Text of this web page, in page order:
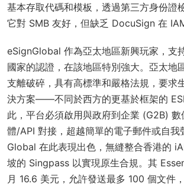
基本存取代碼和模板，透過第三方身份證
它對 SMB 友好，但缺乏 DocuSign 在
eSignGlobal 作為亞太地區新興玩家，支
國家的認證，在該地區特別強大。亞太地
支離破碎，具有高標準和嚴格法規，要求
決方案——不同於西方的更基於框架的
此，平台必須啟用與政府到企業 (G2B) 數
體/API 對接，超越簡單的電子郵件或自我
Global 在此表現出色，無縫整合香港的
坡的 Singpass 以實現原生合規。其
月 16.6 美元，允許發送最多 100 個文件